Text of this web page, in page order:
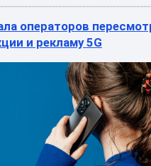
операторов
и рекламу 5G